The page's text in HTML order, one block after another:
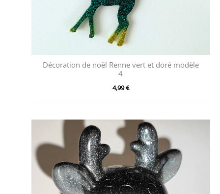
Décoration de noël Renne vert et doré modèle
4
4,99€